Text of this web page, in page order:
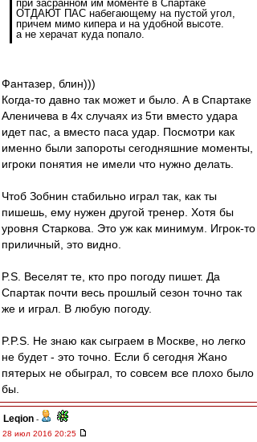
при засранном им моменте в Спартаке
ОТДАЮТ ПАС набегающему на пустой угол,
причем мимо кипера и на удобной высоте.
а не херачат куда попало.
Фантазер, блин)))
Когда-то давно так может и было. А в Спартаке
Аленичева в 4х случаях из 5ти вместо удара
идет пас, а вместо паса удар. Посмотри как
именно были запороты сегодняшние моменты,
игроки понятия не имели что нужно делать.
Чтоб Зобнин стабильно играл так, как ты
пишешь, ему нужен другой тренер. Хотя бы
уровня Старкова. Это уж как минимум. Игрок-то
приличный, это видно.
P.S. Веселят те, кто про погоду пишет. Да
Спартак почти весь прошлый сезон точно так
же и играл. В любую погоду.
P.P.S. Не знаю как сыграем в Москве, но легко
не будет - это точно. Если б сегодня Жано
пятерых не обыграл, то совсем все плохо было
бы.
Leqion -
28 июл 2016 20:25